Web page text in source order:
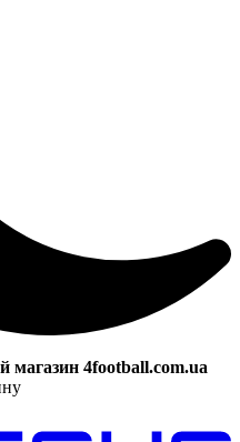
магазин 4football.com.ua